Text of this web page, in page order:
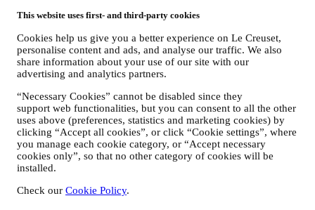
This website uses first- and third-party cookies
Cookies help us give you a better experience on Le Creuset,
personalise content and ads, and analyse our traffic. We also
share information about your use of our site with our
advertising and analytics partners.
“Necessary Cookies” cannot be disabled since they
support web functionalities, but you can consent to all the other
uses above (preferences, statistics and marketing cookies) by
clicking “Accept all cookies”, or click “Cookie settings”, where
you manage each cookie category, or “Accept necessary
cookies only”, so that no other category of cookies will be
installed.
Check our Cookie Policy.
Wij willen uw gegevens gebruiken om onze diensten en
om u een gepersonaliseerde Le Creuset-klantervaring te
bieden. Wij doen dit door uw gewoontes of interesses te
analyseren, bijvoorbeeld met betrekking tot de meest bekeken
producten, uw interactie met ons op sociale media, welke
pagina's van onze Website u bezoekt, welke inhoud van onze
aanbiedingen u leest. Wij doen dit voornamelijk door en ook
in combinatie met uw gegevens en voorkeuren die worden
verzameld zodra u zich inschrijft voor onze gepersonaliseerde
marketingcommunicatie. Wij zullen deze informatie gebruiken
om onze advertenties op andere sites te beheren, toegang te
verlenen tot specifieke inhoud, de inhoud of de aanbiedingen
hebt gegeven om u aan te melden voor onze